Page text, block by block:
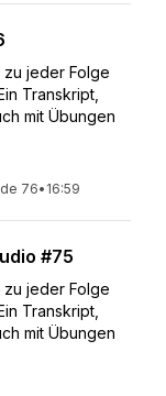
jeder Folge
Transkript,
mit Übungen
76• 16:59
#75
jeder Folge
Transkript,
mit Übungen